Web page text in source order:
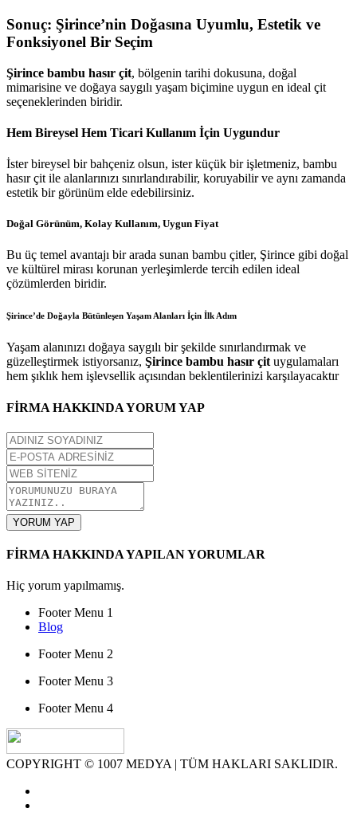
Sonuç: Şirince’nin Doğasına Uyumlu, Estetik ve
Fonksiyonel Bir Seçim
Şirince bambu hasır çit, bölgenin tarihi dokusuna, doğal
mimarisine ve doğaya saygılı yaşam biçimine uygun en ideal çit
seçeneklerinden biridir.
Hem Bireysel Hem Ticari Kullanım İçin Uygundur
İster bireysel bir bahçeniz olsun, ister küçük bir işletmeniz, bambu
hasır çit ile alanlarınızı sınırlandırabilir, koruyabilir ve aynı zamanda
estetik bir görünüm elde edebilirsiniz.
Doğal Görünüm, Kolay Kullanım, Uygun Fiyat
Bu üç temel avantajı bir arada sunan bambu çitler, Şirince gibi doğal
ve kültürel mirası korunan yerleşimlerde tercih edilen ideal
çözümlerden biridir.
Şirince’de Doğayla Bütünleşen Yaşam Alanları İçin İlk Adım
Yaşam alanınızı doğaya saygılı bir şekilde sınırlandırmak ve
güzelleştirmek istiyorsanız, Şirince bambu hasır çit uygulamaları
hem şıklık hem işlevsellik açısından beklentilerinizi karşılayacaktır
FİRMA HAKKINDA YORUM YAP
YORUM YAP
FİRMA HAKKINDA YAPILAN YORUMLAR
Hiç yorum yapılmamış.
Footer Menu 1
Blog
Footer Menu 2
Footer Menu 3
Footer Menu 4
COPYRIGHT © 1007 MEDYA | TÜM HAKLARI SAKLIDIR.